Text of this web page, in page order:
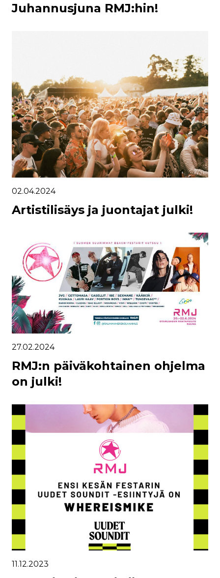
Juhannusjuna RMJ:hin!
02.04.2024
Artistilisäys ja juontajat julki!
27.02.2024
RMJ:n päiväkohtainen ohjelma
on julki!
11.12.2023